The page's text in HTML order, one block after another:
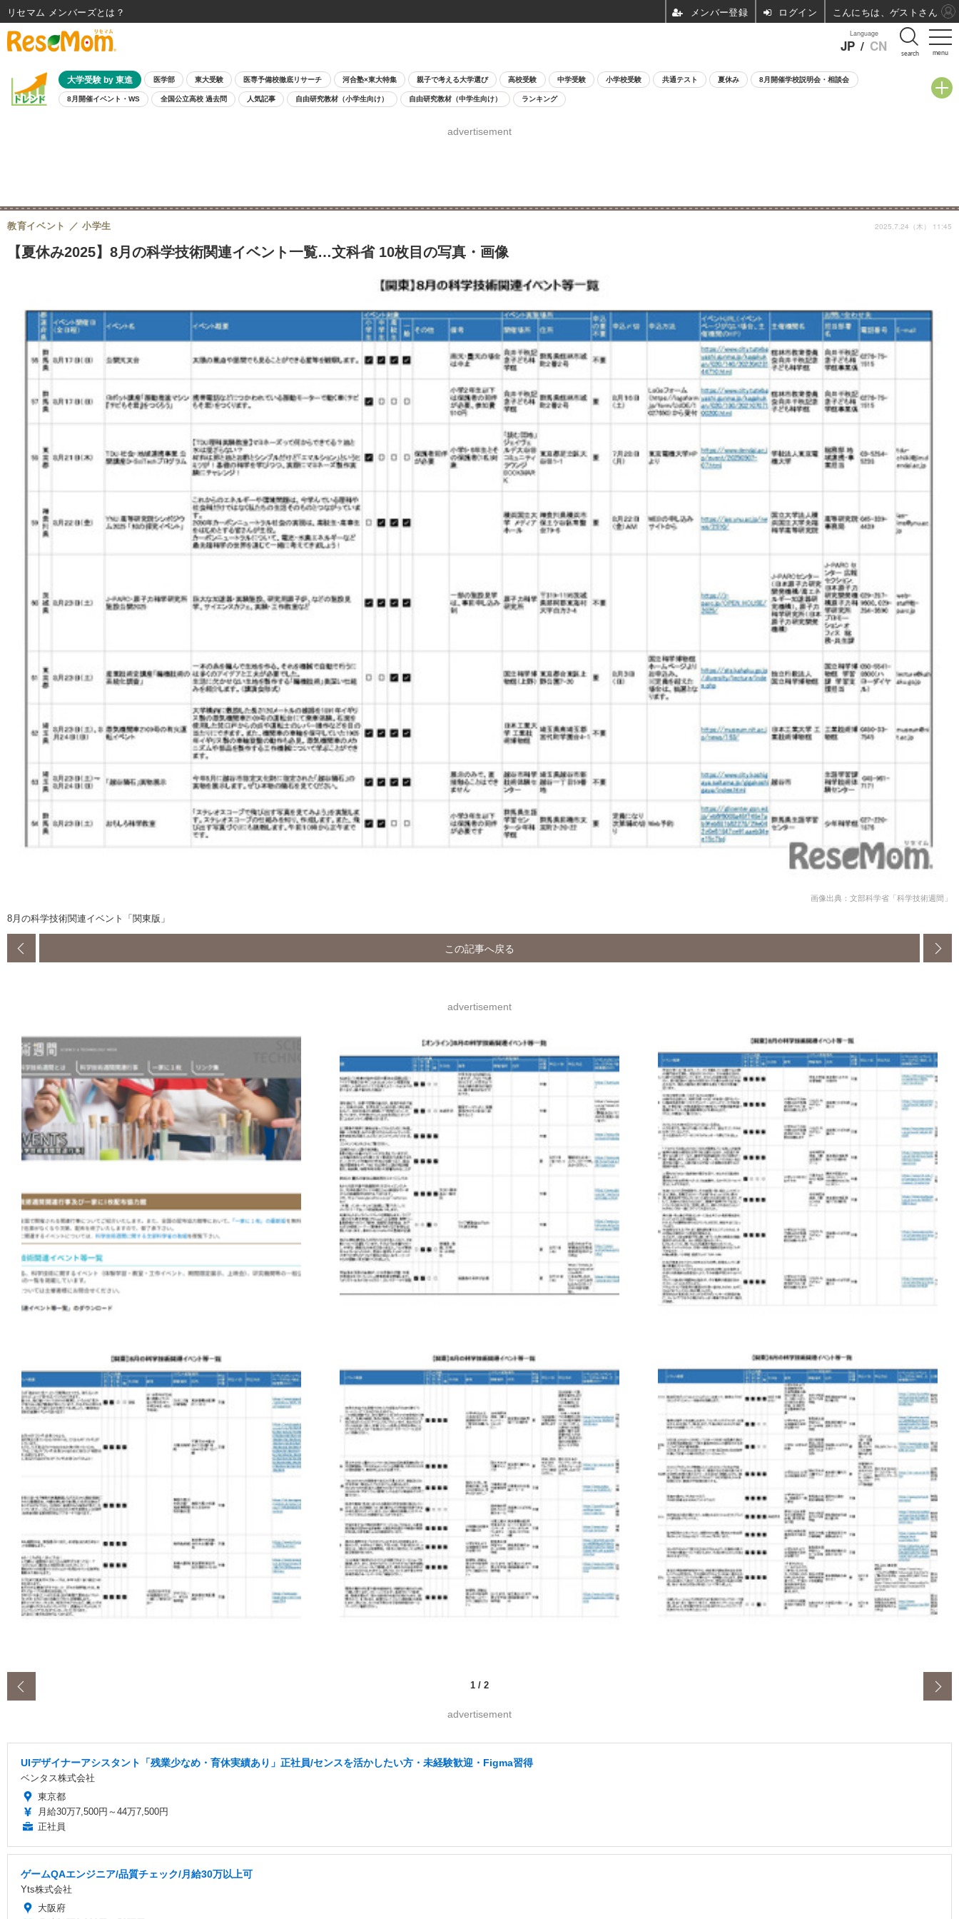
menu
Language
JP / CN search
大学受験 by 東進 医学部 東大受験 医専予備校徹底リサーチ 河合塾×東大特集 親子で考える大学選び 高校受験 中学受験 小学校受験 共通テスト 夏休み 8月開催学校説明会・相談会
8月開催イベント・WS 全国公立高校 過去問 人気記事 自由研究教材（小学生向け） 自由研究教材（中学生向け） ランキング
advertisement
【夏休み2025】8月の科学技術関連イベント一覧…文科省 10枚目の写真・画像
教育イベント 小学生 2025.7.24（木） 11:45
画像出典：文部科学省「科学技術週間」
8月の科学技術関連イベント「関東版」
この記事へ戻る
advertisement
1 / 2
advertisement
UIデザイナーアシスタント「残業少なめ・育休実績あり」正社員/センスを活かしたい方・未経験歓迎・Figma習得
ベンタス株式会社
東京都
月給30万7,500円～44万7,500円
正社員
ゲームQAエンジニア/品質チェック/月給30万以上可
Yts株式会社
大阪府
リセマム メンバーズ ログイン こんにちは、ゲストさん